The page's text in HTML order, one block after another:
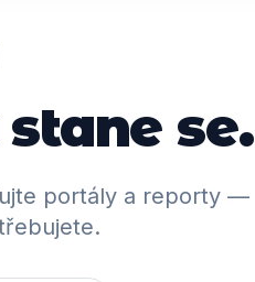
se.
portály a reporty —